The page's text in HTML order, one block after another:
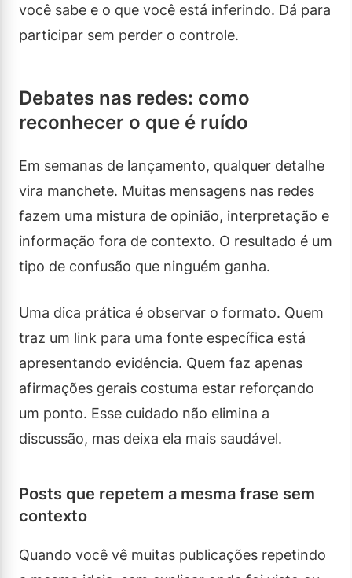
você sabe e o que você está inferindo. Dá para
participar sem perder o controle.
Debates nas redes: como
reconhecer o que é ruído
Em semanas de lançamento, qualquer detalhe
vira manchete. Muitas mensagens nas redes
fazem uma mistura de opinião, interpretação e
informação fora de contexto. O resultado é um
tipo de confusão que ninguém ganha.
Uma dica prática é observar o formato. Quem
traz um link para uma fonte específica está
apresentando evidência. Quem faz apenas
afirmações gerais costuma estar reforçando
um ponto. Esse cuidado não elimina a
discussão, mas deixa ela mais saudável.
Posts que repetem a mesma frase sem
contexto
Quando você vê muitas publicações repetindo